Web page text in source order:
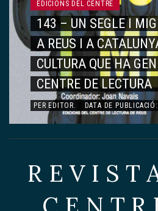
EDICIONS DEL CENTRE
142 – VIATGE AL
LECTURA
PER EDITOR. DATA DE